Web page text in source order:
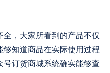
，大家所看到的产品不仅
知道商品在实际使用过程
订货商城系统确实能够查